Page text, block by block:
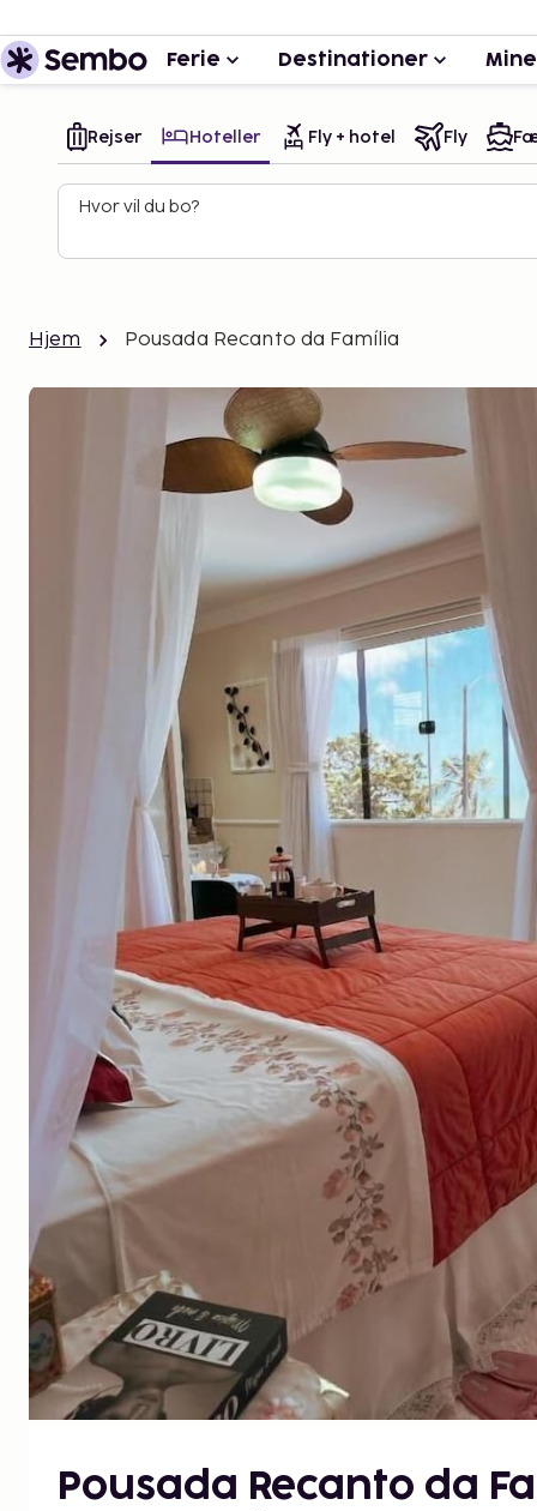
Ferie Destinationer
Rejser Hoteller Fly + hotel Fly
Hvor vil du bo?
Hjem Pousada Recanto da Família
Pousada Recanto da